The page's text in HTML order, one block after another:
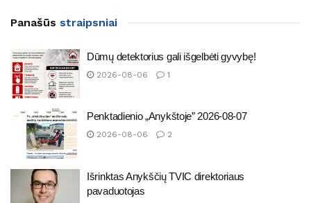
Panašūs straipsniai
Dūmų detektorius gali išgelbėti gyvybę!
2026-08-06 1
Penktadienio „Anykštoje” 2026-08-07
2026-08-06 2
Išrinktas Anykščių TVIC direktoriaus
pavaduotojas